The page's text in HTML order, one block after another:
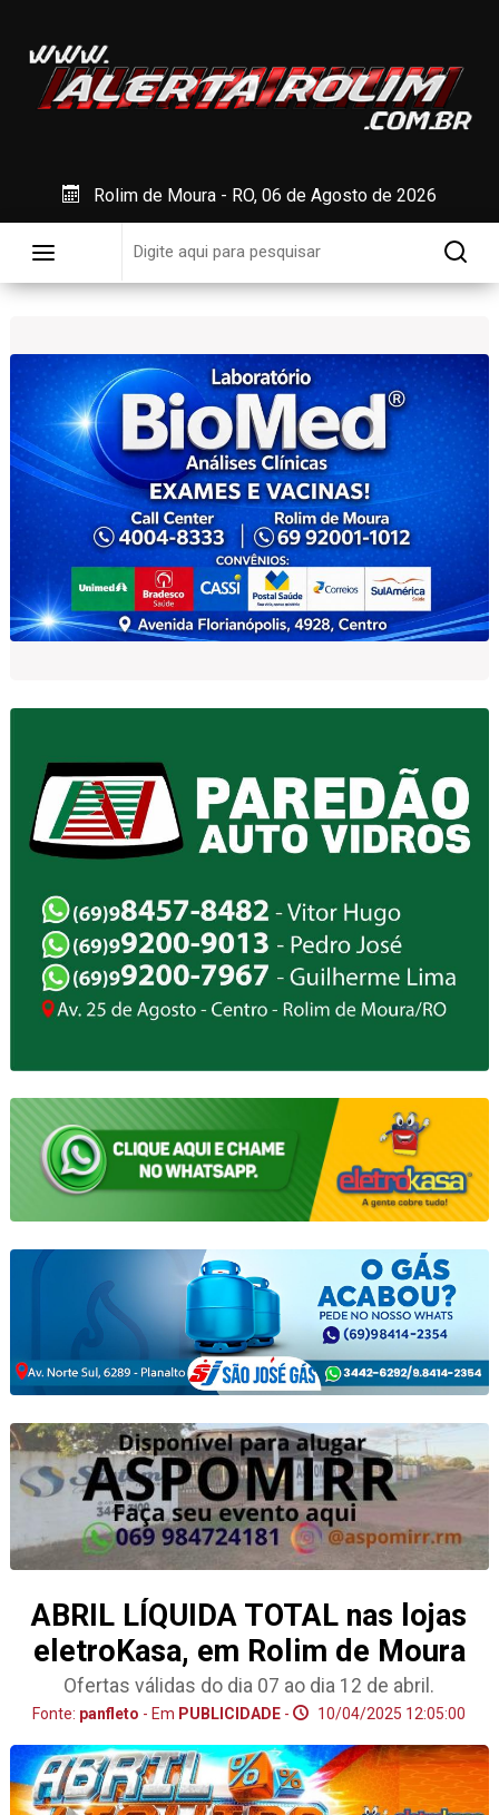
Rolim de Moura - RO, 06 de Agosto de 2026
ABRIL LÍQUIDA TOTAL nas lojas
eletroKasa, em Rolim de Moura
Ofertas válidas do dia 07 ao dia 12 de abril.
Fonte: panfleto - Em PUBLICIDADE - 10/04/2025 12:05:00